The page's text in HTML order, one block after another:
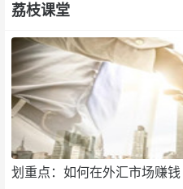
荔枝课堂
划重点：如何在外汇市场赚钱